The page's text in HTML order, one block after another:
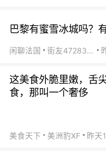
巴黎有蜜雪冰城吗？
闲聊法国 街友472838572
这美食外脆里嫩，舌
食，那叫一个奢侈
美食天下 美洲豹XF 昨天